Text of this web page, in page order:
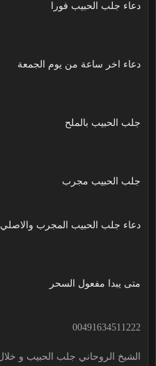
دعاء جلب الحبيب فورا
دعاء اخر ساعة من يوم الجمعة
جلب الحبيب بالملح
جلب الحبيب مجرب
دعاء جلب الحبيب المجرب والاصلي
متى يبدا مفعول السحر
00491634511222